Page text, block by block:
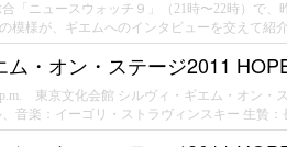
「ニュースウォッチ９」（21時〜22時）で
模様が、ギエムへのインタビューを交えて紹
ム・オン・ステージ2011
東京文化会館 シルヴィ・ギエム・オン・
音楽：イーゴリ・ストラヴィンスキー 生贄：